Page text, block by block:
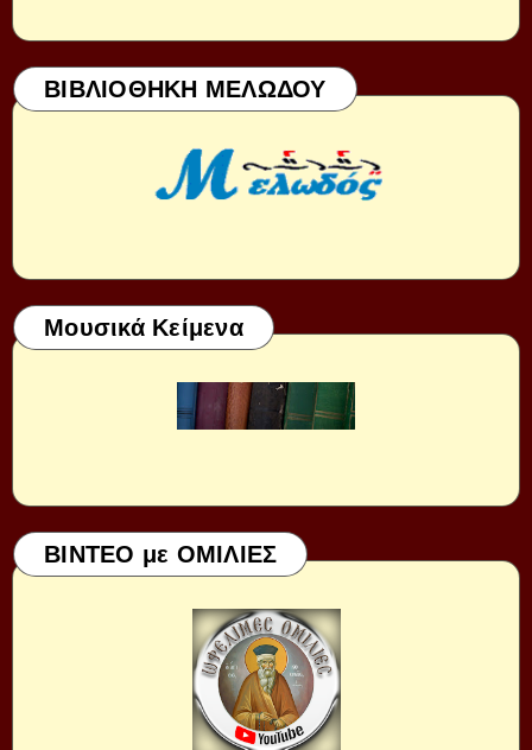
ΒΙΒΛΙΟΘΗΚΗ ΜΕΛΩΔΟΥ
Μουσικά Κείμενα
ΒΙΝΤΕΟ με ΟΜΙΛΙΕΣ